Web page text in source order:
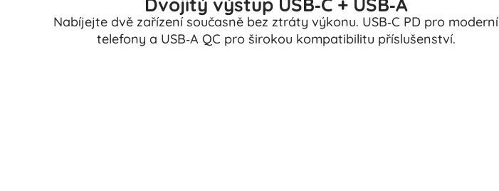
Nabíjejte dvě zařízení současně bez ztráty výkonu. USB‑C PD pro moderní
telefony a USB‑A QC pro širokou kompatibilitu příslušenství.